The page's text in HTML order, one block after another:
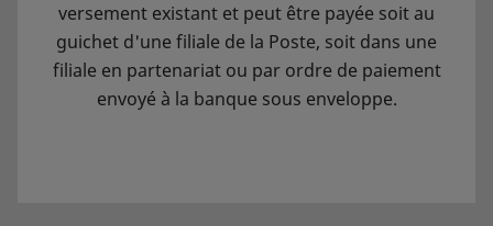
versement existant et peut être payée soit au
guichet d'une filiale de la Poste, soit dans une
filiale en partenariat ou par ordre de paiement
envoyé à la banque sous enveloppe.